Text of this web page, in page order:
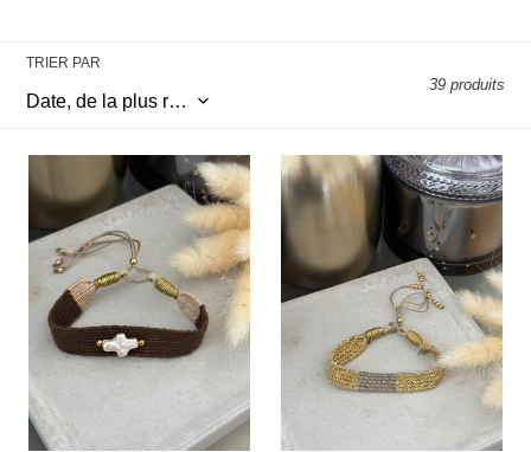
l
e
c
t
i
o
n
:
TRIER PAR
39 produits
Corcovado
marron
Bracelet
Inca
bicolore